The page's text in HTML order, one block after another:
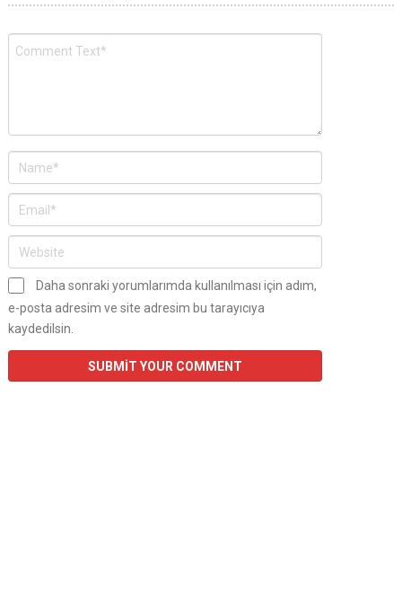
Daha sonraki yorumlarımda kullanılması için adım,
e-posta adresim ve site adresim bu tarayıcıya
kaydedilsin.